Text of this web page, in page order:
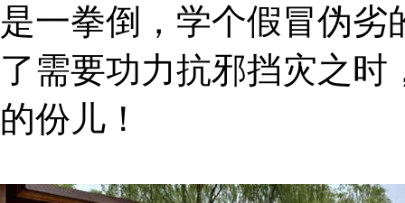
是一拳倒，学个假冒伪
了需要功力抗邪挡灾之
的份儿！